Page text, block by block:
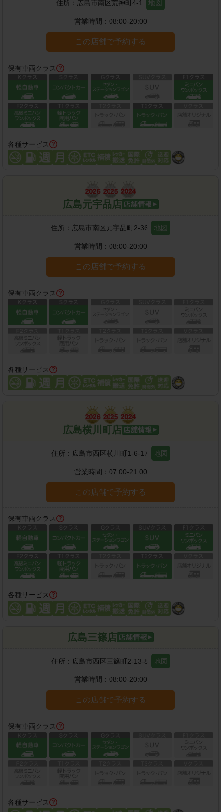
住所： 広島市南区荒神町4-1 地図
営業時間： 08:00-20:00
この店舗で予約する
保有車両クラス
各種サービス
広島元宇品店
住所： 広島市南区元宇品町2-36 地図
営業時間： 08:00-20:00
この店舗で予約する
保有車両クラス
各種サービス
広島横川町店
住所： 広島市西区横川町1-6-17 地図
営業時間： 07:00-21:00
この店舗で予約する
保有車両クラス
各種サービス
広島三篠店
住所： 広島市西区三篠町2-13-8 地図
営業時間： 08:00-20:00
この店舗で予約する
保有車両クラス
各種サービス